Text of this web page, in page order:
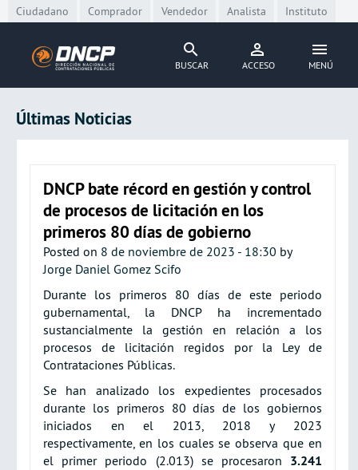
Skip to main content
Ciudadano Comprador Vendedor Analista Instituto
BUSCAR ACCESO MENÚ
Últimas Noticias
DNCP bate récord en gestión y control
de procesos de licitación en los
primeros 80 días de gobierno
Posted on 8 de noviembre de 2023 - 18:30 by
Jorge Daniel Gomez Scifo
Durante los primeros 80 días de este periodo
gubernamental, la DNCP ha incrementado
sustancialmente la gestión en relación a los
procesos de licitación regidos por la Ley de
Contrataciones Públicas.
Se han analizado los expedientes procesados
durante los primeros 80 días de los gobiernos
iniciados en el 2013, 2018 y 2023
respectivamente, en los cuales se observa que en
el primer periodo (2.013) se procesaron 3.241